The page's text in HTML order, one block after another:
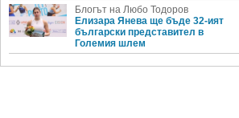
Блогът на Любо Тодоров
Елизара Янева ще бъде 32-ият
български представител в
Големия шлем